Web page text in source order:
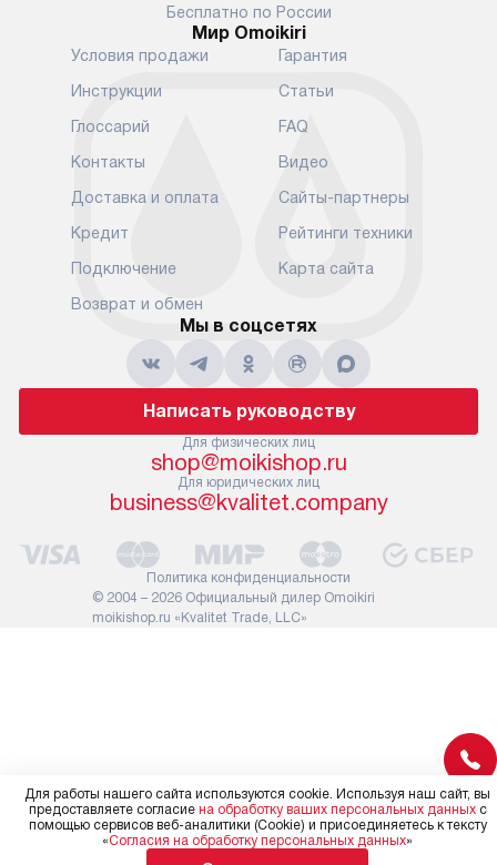
транспортной компании.
Уточняйте все условия доставки
у нашего менеджера при
оформлении заказа.
В установленный день наша
к вашей двери или до прихожей.
Если вам необходимо
переместить прибор к месту его
установки, пожалуйста,
предварительно обсудите это
с нашим менеджером. Эта
подлежит оплате. Важно
помнить, что если размеры
прибора не позволяют его
проходу через дверной проем,
сотрудники транспортной
службы не имеют права
демонтировать дверцы, ручки
или другие выступающие
элементы, так как это может
повлиять на гарантийное
обслуживание в будущем.
требуется
Бесплатно по России
Мир Omoikiri
Условия продажи
Инструкции
Глоссарий
Контакты
Доставка и оплата
Кредит
Подключение
Возврат и обмен
Гарантия
Статьи
FAQ
Видео
Сайты-партнеры
Рейтинги техники
Карта сайта
Мы в соцсетях
Написать руководству
Для физических лиц
shop@moikishop.ru
Для юридических лиц
business@kvalitet.company
© 2004 – 2026 Официальный дилер Omoikiri
moikishop.ru «Kvalitet Trade, LLC»
Политика конфиденциальности
Для работы нашего сайта используются cookie. Используя наш сайт, вы
предоставляете согласие на обработку ваших персональных данныхс
помощью сервисов веб-аналитики (Cookie) и присоединяетесь к тексту
«Согласия на обработку персональных данных»